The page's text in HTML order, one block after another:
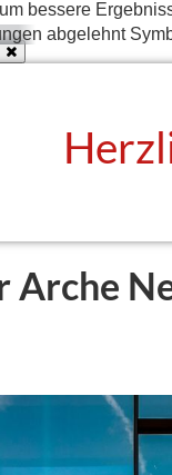
bessere
Arche